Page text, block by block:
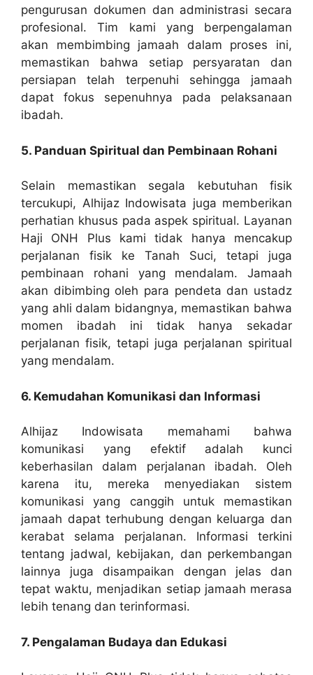
pengurusan dokumen dan administrasi secara
profesional. Tim kami yang berpengalaman
akan membimbing jamaah dalam proses ini,
memastikan bahwa setiap persyaratan dan
persiapan telah terpenuhi sehingga jamaah
dapat fokus sepenuhnya pada pelaksanaan
ibadah.
5. Panduan Spiritual dan Pembinaan Rohani
Selain memastikan segala kebutuhan fisik
tercukupi, Alhijaz Indowisata juga memberikan
perhatian khusus pada aspek spiritual. Layanan
Haji ONH Plus kami tidak hanya mencakup
perjalanan fisik ke Tanah Suci, tetapi juga
pembinaan rohani yang mendalam. Jamaah
akan dibimbing oleh para pendeta dan ustadz
yang ahli dalam bidangnya, memastikan bahwa
momen ibadah ini tidak hanya sekadar
perjalanan fisik, tetapi juga perjalanan spiritual
yang mendalam.
6. Kemudahan Komunikasi dan Informasi
Alhijaz Indowisata memahami bahwa
komunikasi yang efektif adalah kunci
keberhasilan dalam perjalanan ibadah. Oleh
karena itu, mereka menyediakan sistem
komunikasi yang canggih untuk memastikan
jamaah dapat terhubung dengan keluarga dan
kerabat selama perjalanan. Informasi terkini
tentang jadwal, kebijakan, dan perkembangan
lainnya juga disampaikan dengan jelas dan
tepat waktu, menjadikan setiap jamaah merasa
lebih tenang dan terinformasi.
7. Pengalaman Budaya dan Edukasi